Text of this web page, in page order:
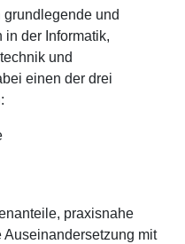
und
in der Informatik,
und
einen der drei
praxisnahe
Auseinandersetzung mit